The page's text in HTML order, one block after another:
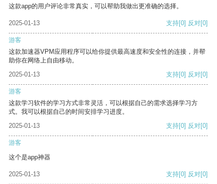
这款app的用户评论非常真实，可以帮助我做出更准确的选择。
2025-01-13 支持[0] 反对[0]
游客
这款加速器VPM应用程序可以给你提供最高速度和安全性的连接，并帮
助你在网络上自由移动。
2025-01-13
支持[0] 反对[0]
游客
这款学习软件的学习方式非常灵活，可以根据自己的需求选择学习方
式。我可以根据自己的时间安排学习进度。
2025-01-13
支持[0] 反对[0]
游客
这个是app神器
2025-01-13 支持[0] 反对[0]